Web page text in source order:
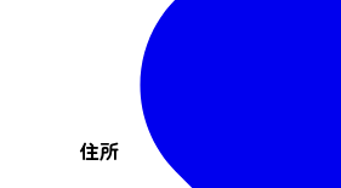
住所